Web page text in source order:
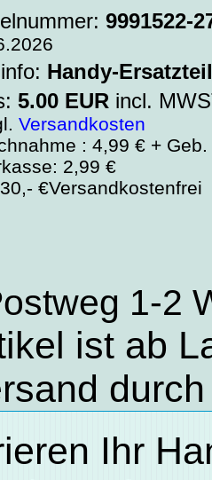
9991522-
Handy-
5.00 EUR incl.
Versandkosten
: 4,99 € + Geb.
2,99 €
€Versandkostenfrei
1-2
ist ab
Ihr